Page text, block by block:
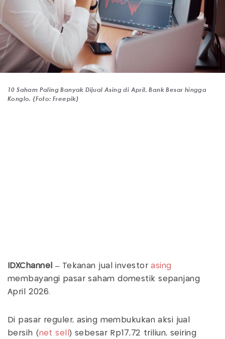
10 Saham Paling Banyak Dijual Asing di April, Bank Besar hingga
Konglo. (Foto: Freepik)
IDXChannel – Tekanan jual investorasing
membayangi pasar saham domestik sepanjang
April 2026.
Di pasar reguler, asing membukukan aksi jual
bersih (net sell ) sebesar Rp17,72 triliun, seiring